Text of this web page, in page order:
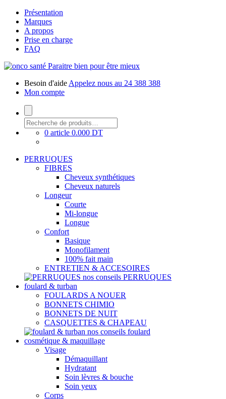
Présentation
Marques
A propos
Prise en charge
FAQ
Paraitre bien pour être mieux
Besoin d'aide Appelez nous au 24 388 388
Mon compte
0 article 0.000 DT
PERRUQUES
FIBRES
Cheveux synthétiques
Cheveux naturels
Longeur
Courte
Mi-longue
Longue
Confort
Basique
Monofilament
100% fait main
ENTRETIEN & ACCESOIRES
nos conseils PERRUQUES
foulard & turban
FOULARDS A NOUER
BONNETS CHIMIO
BONNETS DE NUIT
CASQUETTES & CHAPEAU
nos conseils foulard
cosmétique & maquillage
Visage
Démaquillant
Hydratant
Soin lèvres & bouche
Soin yeux
Corps